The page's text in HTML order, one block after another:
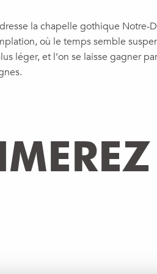
la chapelle gothique Notre-
où le temps semble
léger, et l’on se laisse gagner